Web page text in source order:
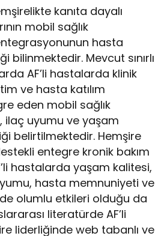
kanıta dayalı
mobil sağlık
hasta
bilinmektedir. Mevcut sınırlı
AF’li hastalarda klinik
ve hasta katılım
eden mobil sağlık
ilaç uyumu ve yaşam
belirtilmektedir. Hemşire
entegre kronik bakım
hastalarda yaşam kalitesi,
hasta memnuniyeti ve
olumlu etkileri olduğu da
literatürde AF’li
liderliğinde web tabanlı ve